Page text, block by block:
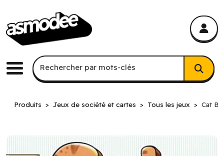
Menu
Recherche par mots-clés
Rechercher par mots-clés
Produits Jeux de société et cartes Tous les jeux Cat